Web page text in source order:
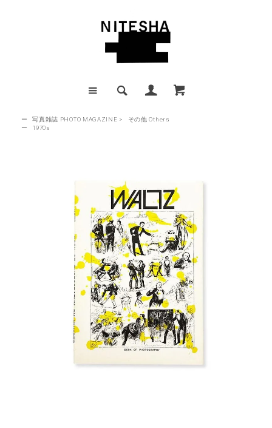
ー 写真雑誌 PHOTO MAGAZINE >
その他 Others
ー
1970s